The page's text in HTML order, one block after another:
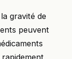
gravité de
peuvent